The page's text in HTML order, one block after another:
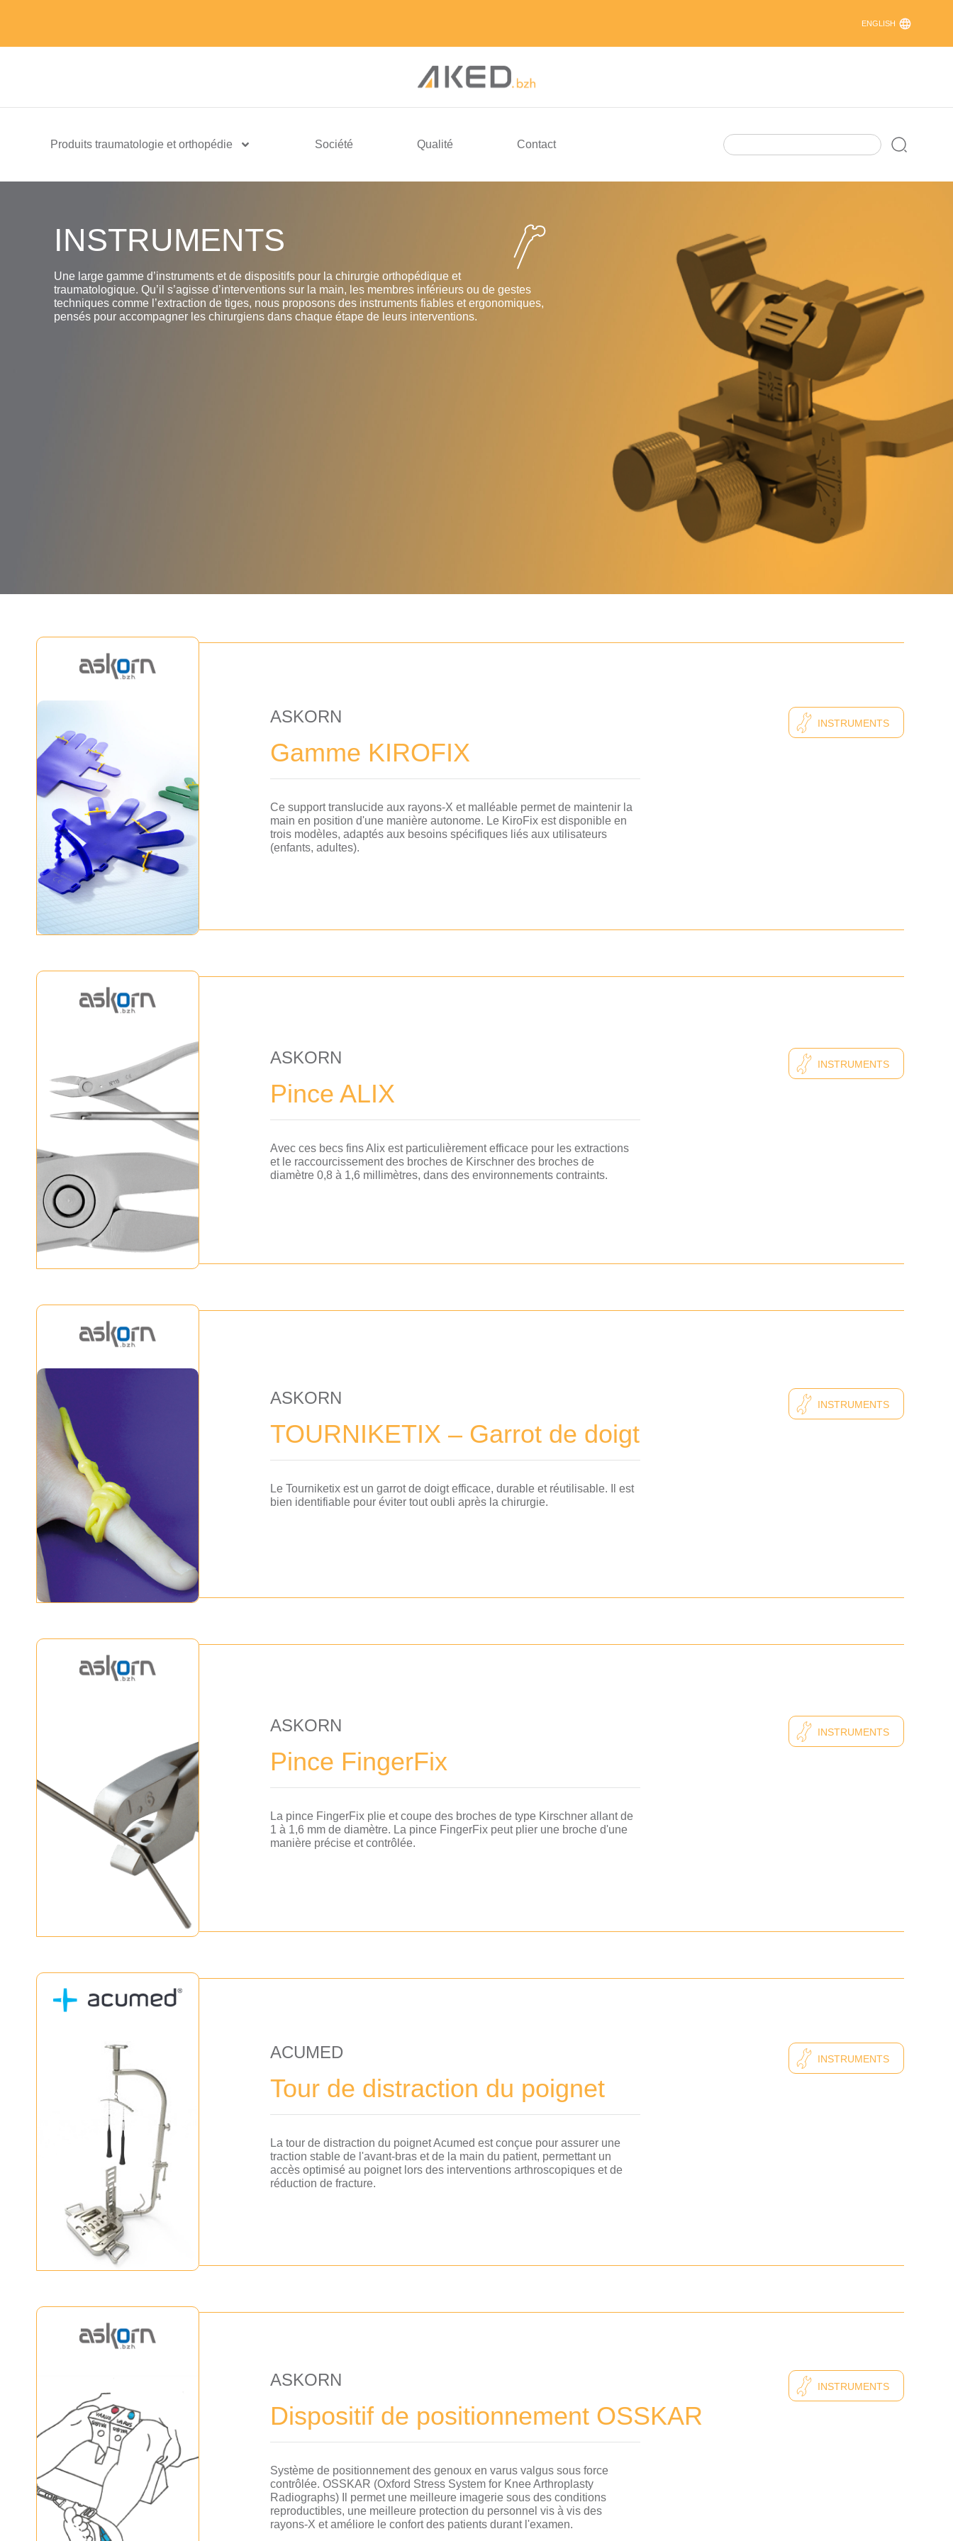
ENGLISH
Produits traumatologie et orthopédie Société Qualité Contact
INSTRUMENTS
Une large gamme d’instruments et de dispositifs pour la chirurgie orthopédique et
traumatologique. Qu’il s’agisse d’interventions sur la main, les membres inférieurs ou de gestes
techniques comme l’extraction de tiges, nous proposons des instruments fiables et ergonomiques,
pensés pour accompagner les chirurgiens dans chaque étape de leurs interventions.
INSTRUMENTS
ASKORN
Gamme KIROFIX
Ce support translucide aux rayons-X et malléable permet de maintenir la
main en position d'une manière autonome. Le KiroFix est disponible en
trois modèles, adaptés aux besoins spécifiques liés aux utilisateurs
(enfants, adultes).
INSTRUMENTS
ASKORN
Pince ALIX
Avec ces becs fins Alix est particulièrement efficace pour les extractions
et le raccourcissement des broches de Kirschner des broches de
diamètre 0,8 à 1,6 millimètres, dans des environnements contraints.
INSTRUMENTS
ASKORN
TOURNIKETIX – Garrot de doigt
Le Tourniketix est un garrot de doigt efficace, durable et réutilisable. Il est
bien identifiable pour éviter tout oubli après la chirurgie.
INSTRUMENTS
ASKORN
Pince FingerFix
La pince FingerFix plie et coupe des broches de type Kirschner allant de
1 à 1,6 mm de diamètre. La pince FingerFix peut plier une broche d'une
manière précise et contrôlée.
INSTRUMENTS
ACUMED
Tour de distraction du poignet
La tour de distraction du poignet Acumed est conçue pour assurer une
traction stable de l'avant-bras et de la main du patient, permettant un
accès optimisé au poignet lors des interventions arthroscopiques et de
réduction de fracture.
INSTRUMENTS
ASKORN
Dispositif de positionnement OSSKAR
Système de positionnement des genoux en varus valgus sous force
contrôlée. OSSKAR (Oxford Stress System for Knee Arthroplasty
Radiographs) Il permet une meilleure imagerie sous des conditions
reproductibles, une meilleure protection du personnel vis à vis des
rayons-X et améliore le confort des patients durant l'examen.